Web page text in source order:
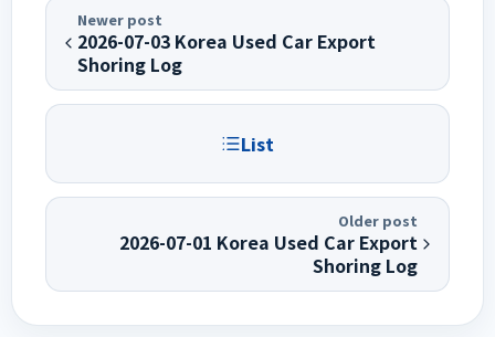
Newer post
2026-07-03 Korea Used Car Export
Shoring Log
List
Older post
2026-07-01 Korea Used Car Export
Shoring Log